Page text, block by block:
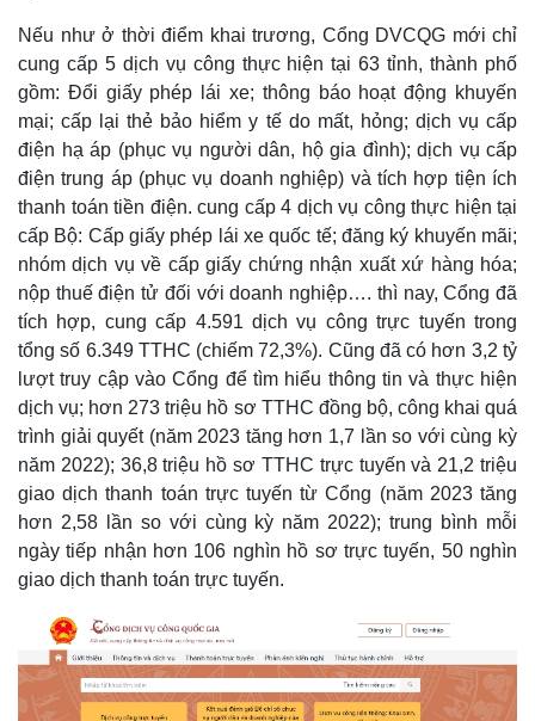
Kinh tế
Bất động sản
Khởi nghiệp
Thị trường
Giá vàng
Tiêu dùng
Tỷ giá
Chứng khoán
Giá cà phê
Nếu như ở thời điểm khai trương, Cổng DVCQG mới chỉ
cung cấp 5 dịch vụ công thực hiện tại 63 tỉnh, thành phố
gồm: Đổi giấy phép lái xe; thông báo hoạt động khuyến
mại; cấp lại thẻ bảo hiểm y tế do mất, hỏng; dịch vụ cấp
điện hạ áp (phục vụ người dân, hộ gia đình); dịch vụ cấp
điện trung áp (phục vụ doanh nghiệp) và tích hợp tiện ích
thanh toán tiền điện. cung cấp 4 dịch vụ công thực hiện tại
cấp Bộ: Cấp giấy phép lái xe quốc tế; đăng ký khuyến mãi;
nhóm dịch vụ về cấp giấy chứng nhận xuất xứ hàng hóa;
nộp thuế điện tử đối với doanh nghiệp…. thì nay, Cổng đã
tích hợp, cung cấp 4.591 dịch vụ công trực tuyến trong
tổng số 6.349 TTHC (chiếm 72,3%). Cũng đã có hơn 3,2 tỷ
lượt truy cập vào Cổng để tìm hiểu thông tin và thực hiện
dịch vụ; hơn 273 triệu hồ sơ TTHC đồng bộ, công khai quá
trình giải quyết (năm 2023 tăng hơn 1,7 lần so với cùng kỳ
năm 2022); 36,8 triệu hồ sơ TTHC trực tuyến và 21,2 triệu
giao dịch thanh toán trực tuyến từ Cổng (năm 2023 tăng
hơn 2,58 lần so với cùng kỳ năm 2022); trung bình mỗi
ngày tiếp nhận hơn 106 nghìn hồ sơ trực tuyến, 50 nghìn
giao dịch thanh toán trực tuyến.